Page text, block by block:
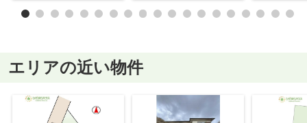
エリアの近い物件